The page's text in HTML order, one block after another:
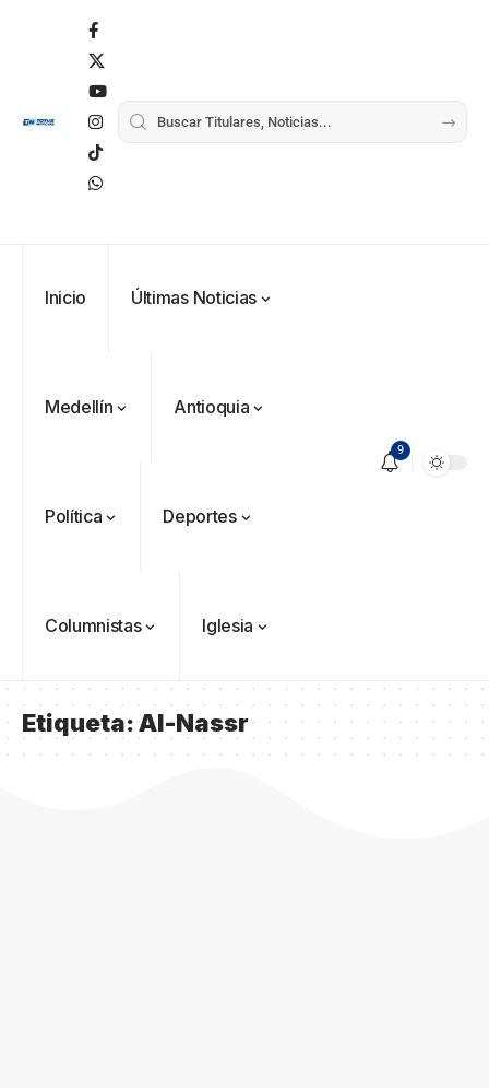
Inicio Últimas Noticias
Medellín Antioquia
Política Deportes
Columnistas Iglesia
9
Etiqueta:Al-Nassr